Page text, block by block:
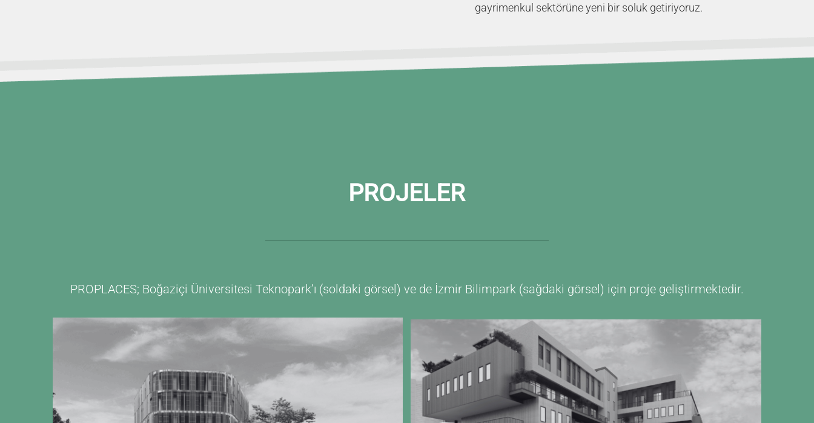
gayrimenkul sektörüne yeni bir soluk getiriyoruz.
PROJELER
PROPLACES; Boğaziçi Üniversitesi Teknopark’ı (soldaki görsel) ve de İzmir Bilimpark (sağdaki görsel) için proje geliştirmektedir.